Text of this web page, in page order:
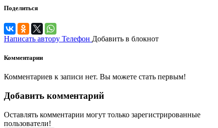
Поделиться
Написать автору Телефон Добавить в блокнот
Комментарии
Комментариев к записи нет. Вы можете стать первым!
Добавить комментарий
Оставлять комментарии могут только зарегистрированные
пользователи!